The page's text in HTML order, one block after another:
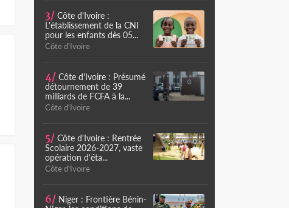
3/ Côte d'Ivoire :
L'établissement de la CNI
pour les enfants dès 05...
Côte d'Ivoire
4/ Côte d'Ivoire : Présumé
détournement de 39
milliards de FCFA à la...
Côte d'Ivoire
5/ Côte d'Ivoire : Rentrée
Scolaire 2026-2027, vaste
opération d'éta...
Côte d'Ivoire
6/ Niger : Frontière Bénin-